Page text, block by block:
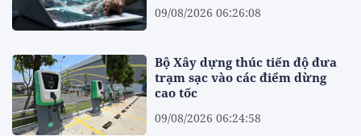
09/08/2026 06:26:08
Bộ Xây dựng thúc tiến độ đưa
trạm sạc vào các điểm dừng
cao tốc
09/08/2026 06:24:58